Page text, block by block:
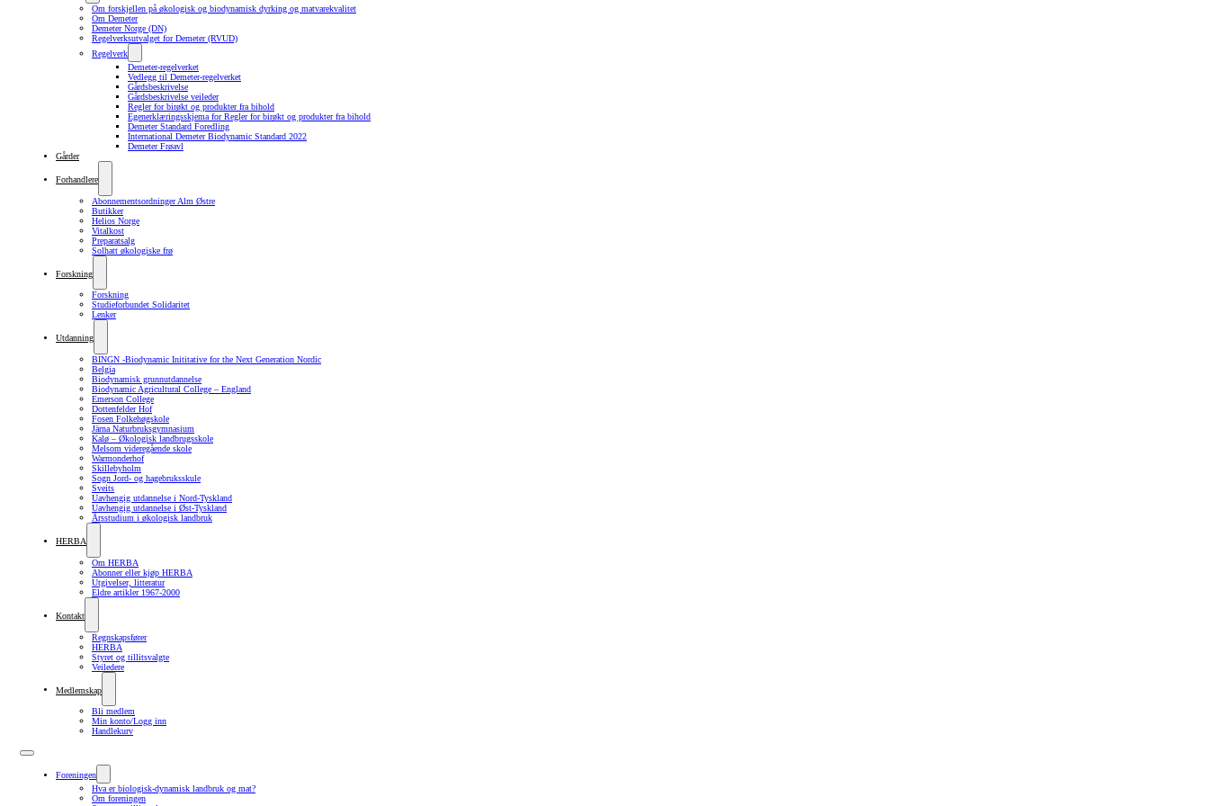
Om forskjellen på økologisk og biodynamisk dyrking og matvarekvalitet
Om Demeter
Demeter Norge (DN)
Regelverksutvalget for Demeter (RVUD)
Regelverk
Demeter-regelverket
Vedlegg til Demeter-regelverket
Gårdsbeskrivelse
Gårdsbeskrivelse veileder
Regler for birøkt og produkter fra bihold
Egenerklæringsskjema for Regler for birøkt og produkter fra bihold
Demeter Standard Foredling
International Demeter Biodynamic Standard 2022
Demeter Frøavl
Gårder
Forhandlere
Abonnementsordninger Alm Østre
Butikker
Helios Norge
Vitalkost
Preparatsalg
Solhatt økologiske frø
Forskning
Forskning
Studieforbundet Solidaritet
Lenker
Utdanning
BINGN -Biodynamic Inititative for the Next Generation Nordic
Belgia
Biodynamisk grunnutdannelse
Biodynamic Agricultural College – England
Emerson College
Dottenfelder Hof
Fosen Folkehøgskole
Järna Naturbruksgymnasium
Kalø – Økologisk landbrugsskole
Melsom videregående skole
Warmonderhof
Skillebyholm
Sogn Jord- og hagebruksskule
Sveits
Uavhengig utdannelse i Nord-Tyskland
Uavhengig utdannelse i Øst-Tyskland
Årsstudium i økologisk landbruk
HERBA
Om HERBA
Abonner eller kjøp HERBA
Utgivelser, litteratur
Eldre artikler 1967-2000
Kontakt
Regnskapsfører
HERBA
Styret og tillitsvalgte
Veiledere
Medlemskap
Bli medlem
Min konto/Logg inn
Handlekurv
Foreningen
Hva er biologisk-dynamisk landbruk og mat?
Om foreningen